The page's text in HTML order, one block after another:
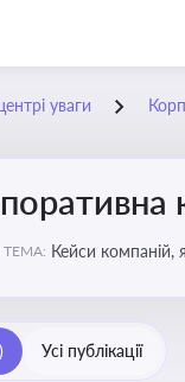
уваги
Кейси компаній,
Усі публікації